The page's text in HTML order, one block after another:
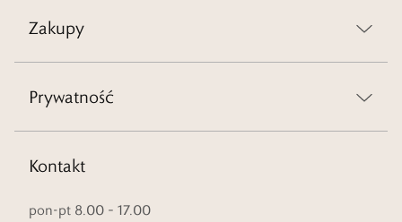
Zakupy
Prywatność
Kontakt
pon-pt 8.00 – 17.00